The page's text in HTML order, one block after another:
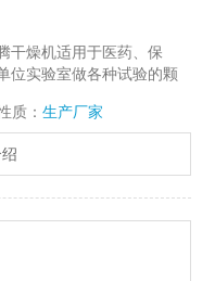
干燥机适用于医药、保
位实验室做各种试验的颗
质： 生产厂家